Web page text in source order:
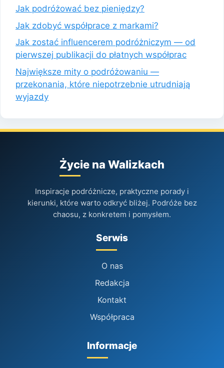
Jak podróżować bez pieniędzy?
Jak zdobyć współprace z markami?
Jak zostać influencerem podróżniczym — od
pierwszej publikacji do płatnych współprac
Największe mity o podróżowaniu —
przekonania, które niepotrzebnie utrudniają
wyjazdy
Życie na Walizkach
Inspiracje podróżnicze, praktyczne porady i
kierunki, które warto odkryć bliżej. Podróże bez
chaosu, z konkretem i pomysłem.
Serwis
O nas
Redakcja
Kontakt
Współpraca
Informacje